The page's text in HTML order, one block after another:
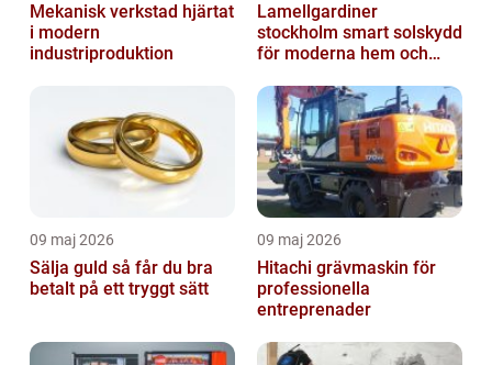
Mekanisk verkstad hjärtat
i modern
industriproduktion
Lamellgardiner
stockholm smart solskydd
för moderna hem och
09 maj 2026
Sälja guld så får du bra
betalt på ett tryggt sätt
09 maj 2026
Hitachi grävmaskin för
professionella
entreprenader